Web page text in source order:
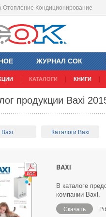
Отопление Кондиционирование
ЖУРНАЛ СОК
КАТАЛОГИ КНИГИ
продукции Baxi
Baxi Каталоги Baxi
BAXI
В каталоге
компании Baxi.
Скачать